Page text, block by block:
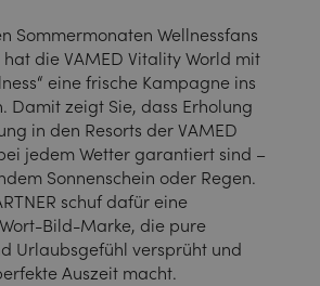
Sommermonaten Wellnessfans
die VAMED Vitality World mit
eine frische Kampagne ins
Damit zeigt Sie, dass Erholung
in den Resorts der VAMED
jedem Wetter garantiert sind –
Sonnenschein oder Regen.
schuf dafür eine
Bild-Marke, die pure
Urlaubsgefühl versprüht und
Auszeit macht.